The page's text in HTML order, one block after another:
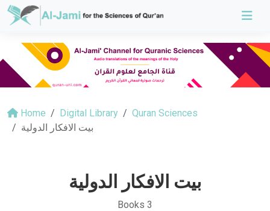
Home Digital Library
Quran Sciences
بيت الافكار الدولية
بيت الافكار الدولية
Books 3